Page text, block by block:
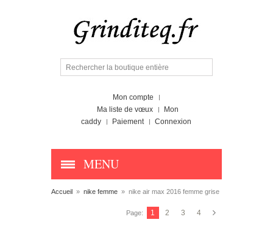
Mon compte
Ma liste de vœux
Mon
caddy
Paiement Connexion
MENU
Accueil » nike femme » nike air max 2016 femme grise
Page: 1 2 3 4